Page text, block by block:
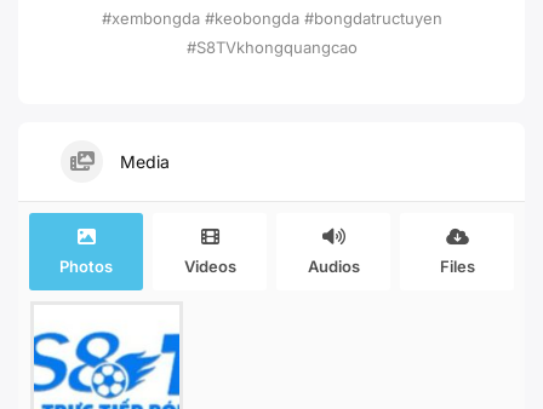
#xembongda #keobongda #bongdatructuyen
#S8TVkhongquangcao
Media
Photos Videos Audios Files